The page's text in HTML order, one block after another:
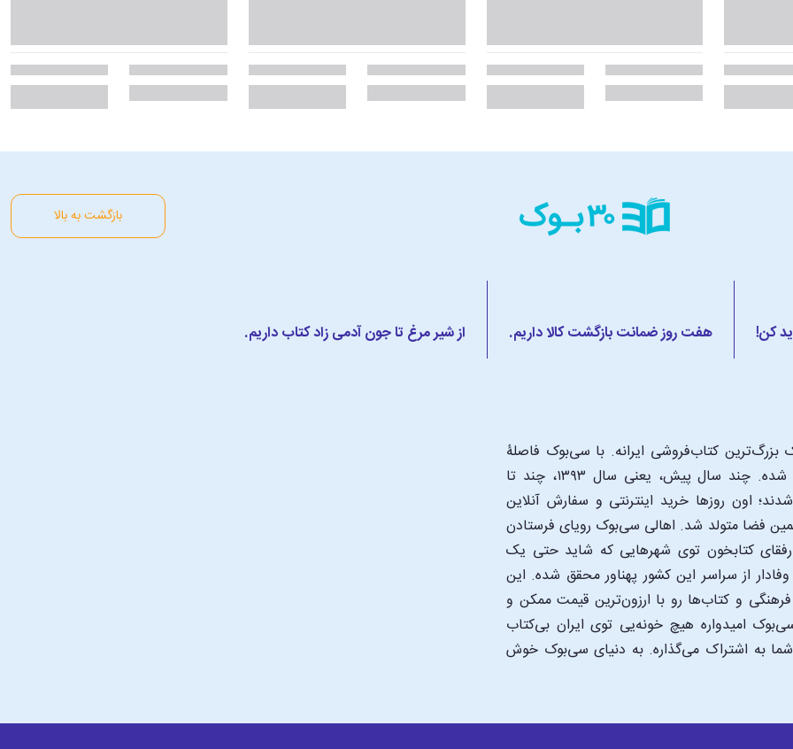
بازگشت به بالا
کن! هفت روز ضمانت بازگشت کالا داریم. از شیر مرغ تا جون آدمی زاد کتاب داریم.
کتاب‌فروشی ایرانه. با سی‌بوک فاصلۀ
شما تا یک کتابفروشی بزرگ و پروپیمون تنها به اندازۀ یک کلیک شده. چند سال پیش، یعنی سال ۱۳۹۳، چند تا
اون‌ روزها خرید اینترنتی و سفارش آنلاین
فضا متولد شد. اهالی سی‌بوک رویای فرستادن
رفقای کتابخون توی شهرهایی که شاید حتی یک
از سراسر این کشور پهناور محقق شده. این
فرهنگی و کتاب‌ها رو با ارزون‌ترین قیمت ممکن و
امیدواره هیچ خونه‌یی توی ایران بی‌کتاب
شما به اشتراک می‌گذاره. به دنیای سی‌بوک خوش